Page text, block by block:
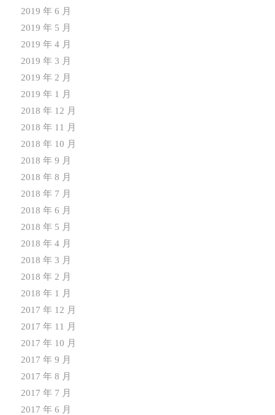
2019 年 6 月
2019 年 5 月
2019 年 4 月
2019 年 3 月
2019 年 2 月
2019 年 1 月
2018 年 12 月
2018 年 11 月
2018 年 10 月
2018 年 9 月
2018 年 8 月
2018 年 7 月
2018 年 6 月
2018 年 5 月
2018 年 4 月
2018 年 3 月
2018 年 2 月
2018 年 1 月
2017 年 12 月
2017 年 11 月
2017 年 10 月
2017 年 9 月
2017 年 8 月
2017 年 7 月
2017 年 6 月